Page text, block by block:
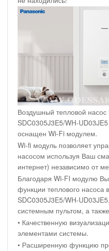
Воздушный тепловой насос
SDC0305J3E5/WH-
оснащен Wi-Fi модулем.
Wi-fi модуль позволяет
насосом используя Ваш
интернет) независимо от
Благодаря Wi-FI модулю
функции теплового насоса
SDC0305J3E5/WH-
системным пультом, а
• Качественную
элементами системы.
• Расширенную функцию